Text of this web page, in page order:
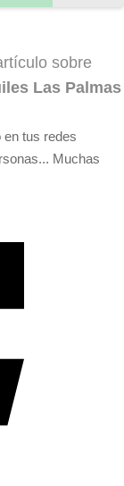
sobre
Las Palmas
en tus redes
Muchas